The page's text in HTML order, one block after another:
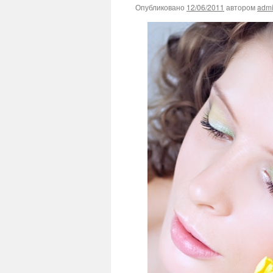
Опубликовано 12/06/2011 автором